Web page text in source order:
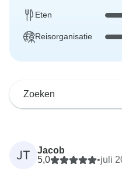
Eten
Reisorganisatie
JT
Jacob
5,0
•juli